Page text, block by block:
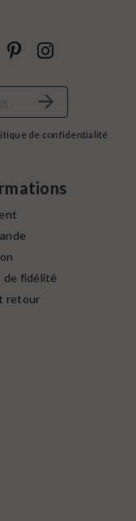
de confidentialité
de fidélité
retour